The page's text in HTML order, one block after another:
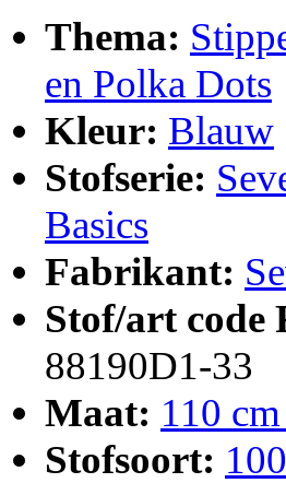
Thema:
en Polka Dots
Kleur: Blauw
Stofserie:
Basics
Fabrikant:
Stof/art
88190D1-33
Maat: 110
Stofsoort: